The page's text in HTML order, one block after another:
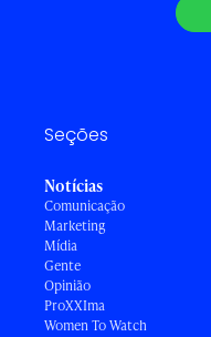
Seções
Notícias
Comunicação
Marketing
Mídia
Gente
Opinião
ProXXIma
Women To Watch